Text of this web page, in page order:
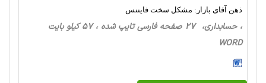
ذهن آقای بازار: مشکل سخت فایننس
، حسابداری، 27 صفحه فارسی تایپ شده ، 57 کیلو بایت
WORD